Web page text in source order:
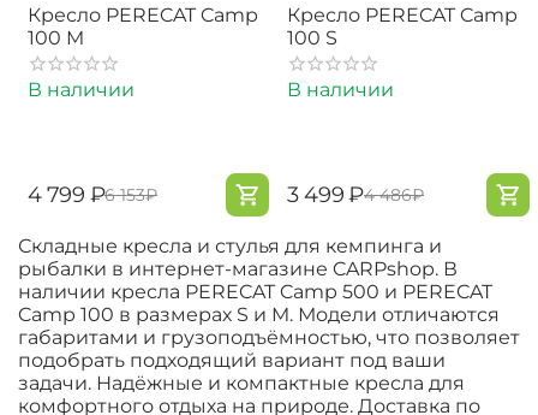
Складные кресла и стулья для кемпинга и
рыбалки в интернет-магазине CARPshop. В
наличии кресла PERECAT Camp 500 и PERECAT
Camp 100 в размерах S и M. Модели отличаются
габаритами и грузоподъёмностью, что позволяет
подобрать подходящий вариант под ваши
задачи. Надёжные и компактные кресла для
комфортного отдыха на природе. Доставка по
Кресло PERECAT Camp
100 M
В наличии
‍4 799‍ ₽‍6 153‍₽
Кресло PERECAT Camp
100 S
В наличии
‍3 499‍₽‍4 486‍₽